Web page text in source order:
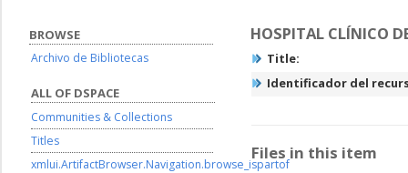
HOSPITAL CLÍNICO
Title:
Identificador del
Files in this item
BROWSE
Archivo de Bibliotecas
ALL OF DSPACE
Communities & Collections
Titles
xmlui.ArtifactBrowser.Navigation.browse_ispartof